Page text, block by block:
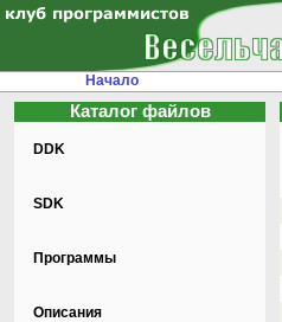
Начало
Каталог файлов
DDK
SDK
Программы
Описания